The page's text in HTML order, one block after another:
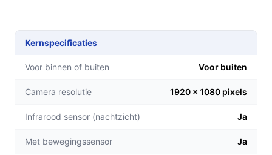
resolutie zie je elk detail, zowel overdag als in het
donker.
Kleurennachtzicht:
De unieke nachtzichtfunctie
duidelijke beelden krijgt, waardoor je geen
Slimme meldingen:
De AI-technologie detecteert
bewegingen en stuurt je direct meldingen, zodat je
Kernspecificaties
Voor binnen of buiten Voor buiten
Camera resolutie 1920 x 1080 pixels
Infrarood sensor (nachtzicht) Ja
Met bewegingssensor Ja